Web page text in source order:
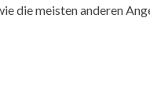
die meisten anderen